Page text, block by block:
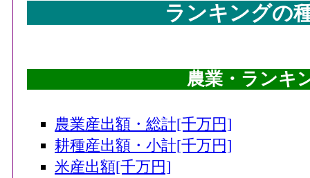
ランキングの
農業・ランキ
農業産出額・総計[千万円]
耕種産出額・小計[千万円]
米産出額[千万円]